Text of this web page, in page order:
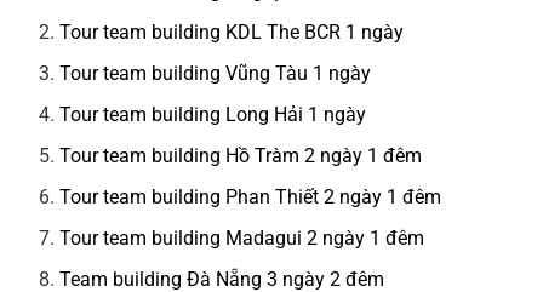
Tour team building KDL The BCR 1 ngày
Tour team building Vũng Tàu 1 ngày
Tour team building Long Hải 1 ngày
Tour team building Hồ Tràm 2 ngày 1 đêm
Tour team building Phan Thiết 2 ngày 1 đêm
Tour team building Madagui 2 ngày 1 đêm
Team building Đà Nẵng 3 ngày 2 đêm